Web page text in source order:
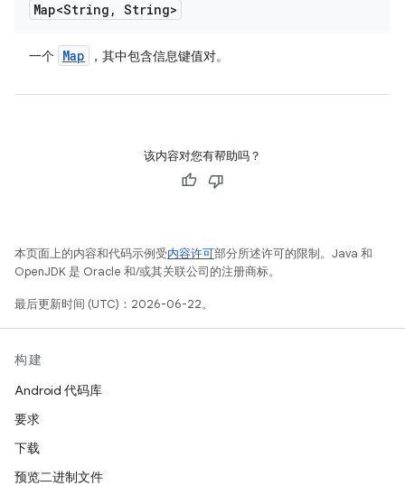
Map<String , String>
一个 Map ，其中包含信息键值对。
该内容对您有帮助吗？
本页面上的内容和代码示例受内容许可部分所述许可的限制。Java 和
OpenJDK 是 Oracle 和/或其关联公司的注册商标。
最后更新时间 (UTC)：2026-06-22。
构建
Android 代码库
要求
下载
预览二进制文件